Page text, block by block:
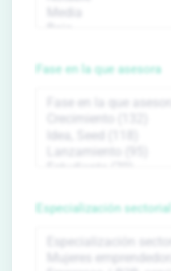
Fase en la que asesora
Especialización sectorial